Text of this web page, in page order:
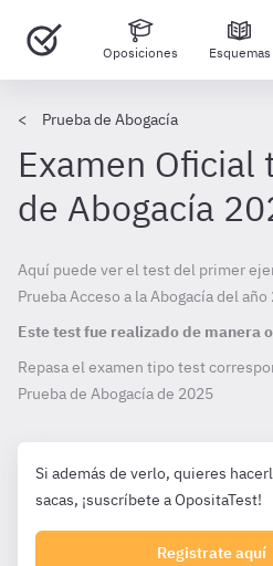
Oposiciones Esquemas
Prueba de Abogacía
Examen Oficial
de Abogacía
Aquí puede ver el test del primer
Prueba Acceso a la Abogacía del año
Este test fue realizado de manera
Repasa el examen tipo test
Prueba de Abogacía de 2025
Si además de verlo, quieres
sacas, ¡suscríbete a OpositaTest!
Registrate aquí